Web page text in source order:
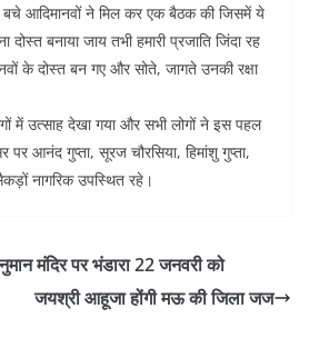
बचे आदिमानवों ने मिल कर एक बैठक की जिसमें ये
दोस्त बनाया जाय तभी हमारी प्रजाति जिंदा रह
के दोस्त बन गए और सोते, जागते उनकी रक्षा
में उत्साह देखा गया और सभी लोगों ने इस पहल
आनंद गुप्ता, सूरज चौरसिया, हिमांशु गुप्ता,
नागरिक उपस्थित रहे।
मंदिर पर भंडारा 22 जनवरी को
जयश्री आहूजा होंगी मऊ की जिला जज